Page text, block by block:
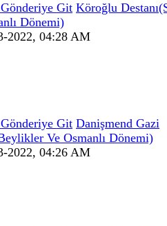
Köroğlu
Dönemi)
2022, 04:28 AM
Danişmend Gazi
Ve Osmanlı Dönemi)
2022, 04:26 AM